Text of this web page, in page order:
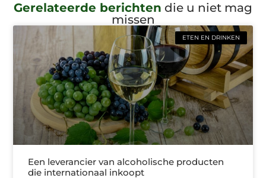
Gerelateerde berichten die u niet mag
missen
ETEN EN DRINKEN
Een leverancier van alcoholische producten
die internationaal inkoopt